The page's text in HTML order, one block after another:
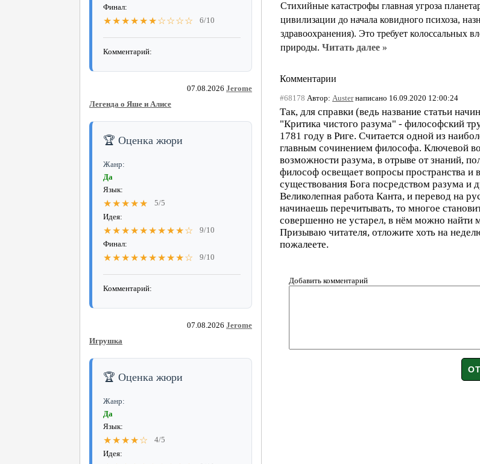
Финал:
★★★★★★☆☆☆☆ 6/10
Комментарий:
07.08.2026 Jerome
Легенда о Яше и Алисе
🏆 Оценка жюри
Жанр:
Да
Язык:
★★★★★
5/5
Идея:
★★★★★★★★★☆
9/10
Финал:
★★★★★★★★★☆ 9/10
Комментарий:
07.08.2026 Jerome
Игрушка
🏆 Оценка жюри
Жанр:
Да
Язык:
★★★★☆
4/5
Идея:
Стихийные катастрофы главная угроза
цивилизации до начала ковидного психоза,
здравоохранения). Это требует колоссальных
природы. Читать далее »
Комментарии
#68178 Автор: Austerнаписано 16.09.2020 12:00:24
Так, для справки (ведь название статьи
"Критика чистого разума" - философский
1781 году в Риге. Считается одной из
главным сочинением философа. Ключевой
возможности разума, в отрыве от знаний,
философ освещает вопросы пространства и
существования Бога посредством разума и
Великолепная работа Канта, и перевод на
начинаешь перечитывать, то многое
совершенно не устарел, в нём можно найти
Призываю читателя, отложите хоть на
пожалеете.
Добавить комментарий